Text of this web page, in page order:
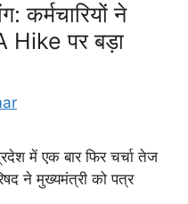
कर्मचारियों ने
Hike पर बड़ा
में एक बार फिर चर्चा तेज
ने मुख्यमंत्री को पत्र